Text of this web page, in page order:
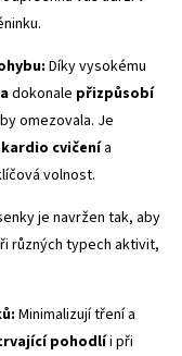
Díky vysokému
dokonale přizpůsobí
omezovala. Je
cvičenía
volnost.
je navržen tak, aby
různých typech aktivit,
Minimalizují tření a
pohodlíi při